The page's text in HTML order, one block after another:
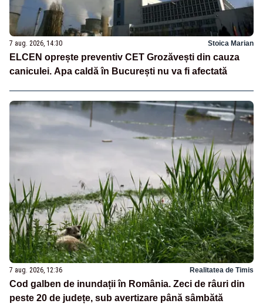
7 aug. 2026, 14:30 Stoica Marian
ELCEN oprește preventiv CET Grozăvești din cauza
caniculei. Apa caldă în București nu va fi afectată
7 aug. 2026, 12:36 Realitatea de Timis
Cod galben de inundații în România. Zeci de râuri din
peste 20 de județe, sub avertizare până sâmbătă